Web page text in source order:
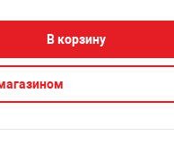
В корзину